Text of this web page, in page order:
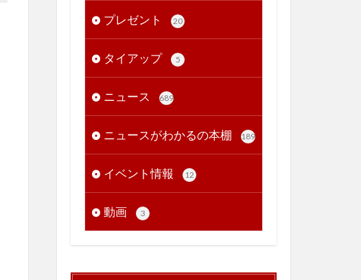
プレゼント 20
タイアップ 5
ニュース 689
ニュースがわかるの本棚 189
イベント情報 12
動画 3